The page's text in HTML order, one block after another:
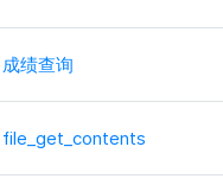
成绩查询
file_get_contents